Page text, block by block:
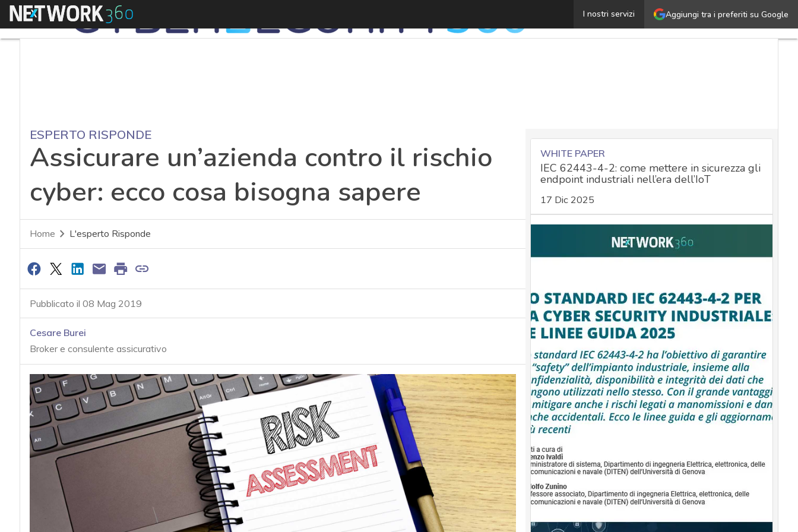
Aggiungi tra i preferiti su Google
I nostri servizi
Menu Assicurare un’azienda contro il rischio cyber: ecco cosa
ESPERTO RISPONDE
Assicurare un’azienda contro il rischio
cyber: ecco cosa bisogna sapere
Home L'esperto Risponde
Pubblicato il 08 Mag 2019
Cesare Burei
Broker e consulente assicurativo
WHITE PAPER
IEC 62443-4-2: come mettere in sicurezza gli
endpoint industriali nell’era dell’IoT
17 Dic 2025